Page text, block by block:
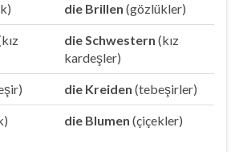
die Brillen (gözlükler)
die Schwestern (kız
kardeşler)
die Kreiden (tebeşirler)
die Blumen (çiçekler)